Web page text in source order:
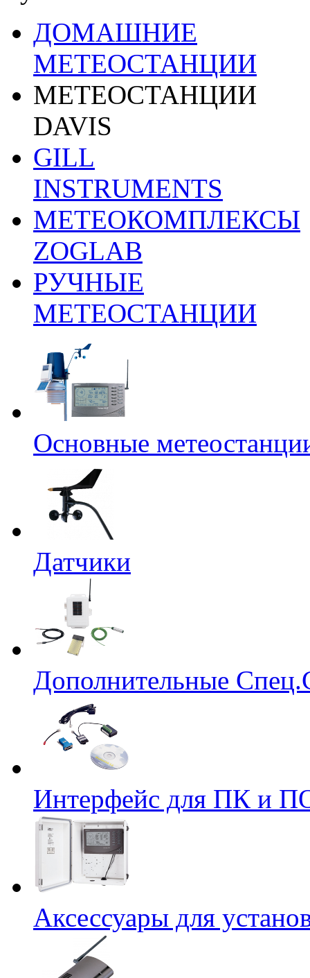
ДОМАШНИЕ
МЕТЕОСТАНЦИИ
МЕТЕОСТАНЦИИ
DAVIS
GILL
INSTRUMENTS
МЕТЕОКОМПЛЕКСЫ
ZOGLAB
РУЧНЫЕ
МЕТЕОСТАНЦИИ
Основные
Датчики
Дополнительные
Интерфейс для ПК и
Аксессуары для